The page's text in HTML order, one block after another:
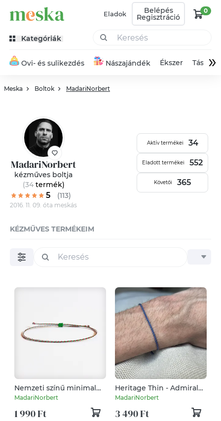
Eladok Belépés
Regisztráció
0
Kategóriák
Ovi- és sulikezdés Nászajándék Ékszer Táska»
Meska Boltok MadariNorbert
MadariNorbert
kézműves boltja
(34termék)
5 (113)
2016. 11. 09. óta meskás
Aktív termékei 34
Eladott termékei 552
Követői 365
KÉZMŰVES TERMÉKEIM
Nemzeti színű minimal
karkötő (vékony)
MadariNorbert
1 990 Ft
Heritage Thin - Admiral
Navy
MadariNorbert
3 490 Ft